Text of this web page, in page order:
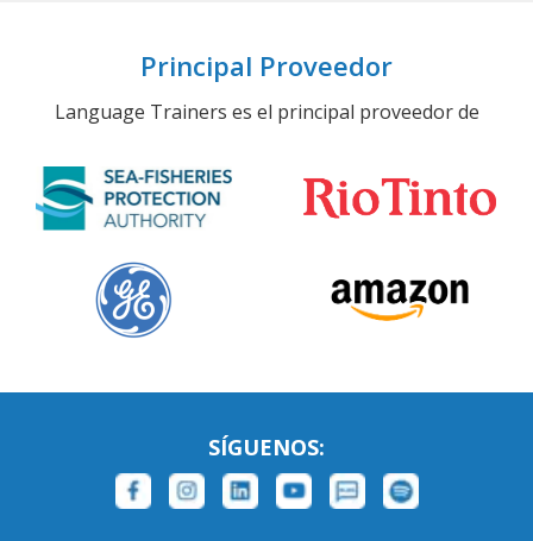
Principal Proveedor
Language Trainers es el principal proveedor de
SÍGUENOS: